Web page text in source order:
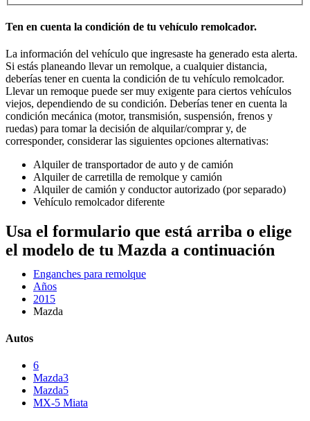
Ten en cuenta la condición de tu vehículo remolcador.
La información del vehículo que ingresaste ha generado esta alerta.
Si estás planeando llevar un remolque, a cualquier distancia,
deberías tener en cuenta la condición de tu vehículo remolcador.
Llevar un remoque puede ser muy exigente para ciertos vehículos
viejos, dependiendo de su condición. Deberías tener en cuenta la
condición mecánica (motor, transmisión, suspensión, frenos y
ruedas) para tomar la decisión de alquilar/comprar y, de
corresponder, considerar las siguientes opciones alternativas:
Alquiler de transportador de auto y de camión
Alquiler de carretilla de remolque y camión
Alquiler de camión y conductor autorizado (por separado)
Vehículo remolcador diferente
Usa el formulario que está arriba o elige
el modelo de tu Mazda a continuación
Enganches para remolque
Años
2015
Mazda
Autos
6
Mazda3
Mazda5
MX-5 Miata